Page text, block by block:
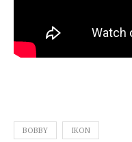
BOBBY IKON